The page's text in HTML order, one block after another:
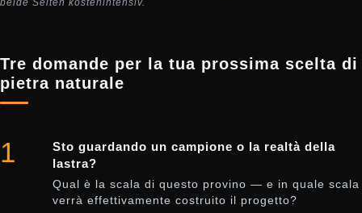
Tre domande per la tua prossima scelta di
pietra naturale
1
Sto guardando un campione o la realtà della
lastra?
Qual è la scala di questo provino — e in quale scala
verrà effettivamente costruito il progetto?